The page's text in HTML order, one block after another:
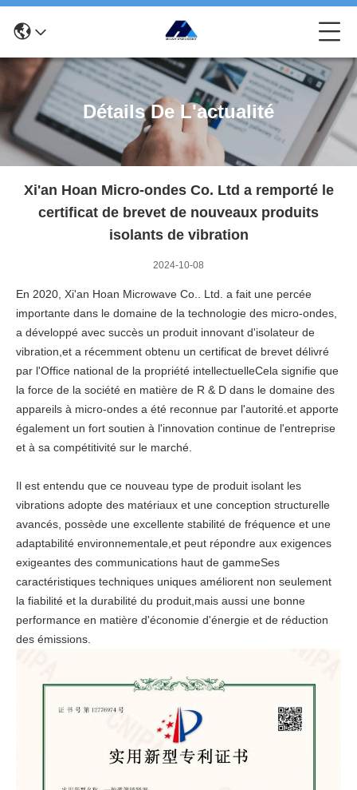
Détails De L'actualité
Xi'an Hoan Micro-ondes Co. Ltd a remporté le
certificat de brevet de nouveaux produits
isolants de vibration
2024-10-08
En 2020, Xi'an Hoan Microwave Co.. Ltd. a fait une percée
importante dans le domaine de la technologie des micro-ondes,
a développé avec succès un produit innovant d'isolateur de
vibration,et a récemment obtenu un certificat de brevet délivré
par l'Office national de la propriété intellectuelleCela signifie que
la force de la société en matière de R & D dans le domaine des
appareils à micro-ondes a été reconnue par l'autorité.et apporte
également un fort soutien à l'innovation continue de l'entreprise
et à sa compétitivité sur le marché.
Il est entendu que ce nouveau type de produit isolant les
vibrations adopte des matériaux et une conception structurelle
avancés, possède une excellente stabilité de fréquence et une
adaptabilité environnementale,et peut répondre aux exigences
exigeantes des communications haut de gammeSes
caractéristiques techniques uniques améliorent non seulement
la fiabilité et la durabilité du produit,mais aussi une bonne
performance en matière d'économie d'énergie et de réduction
des émissions.